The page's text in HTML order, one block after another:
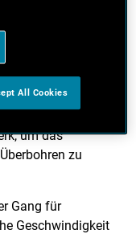
Ideal für
von 45Nm.
um das
zu
Gang für
Geschwindigkeit
All Cookies